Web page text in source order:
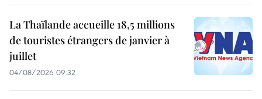
La Thaïlande accueille 18,5 millions
de touristes étrangers de janvier à
juillet
04/08/2026 09:32